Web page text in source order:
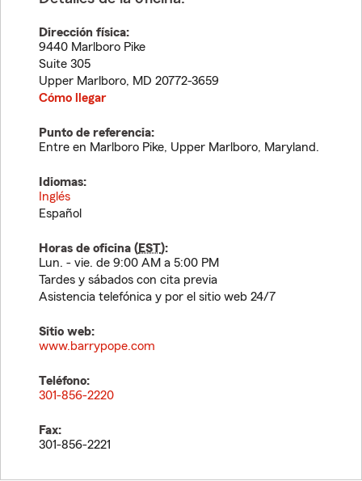
Dirección física:
9440 Marlboro Pike
Suite 305
Upper Marlboro, MD 20772-3659
Cómo llegar
Punto de referencia:
Entre en Marlboro Pike, Upper Marlboro, Maryland.
Idiomas:
Inglés
Español
Horas de oficina (EST):
Lun. - vie. de 9:00 AM a 5:00 PM
Tardes y sábados con cita previa
Asistencia telefónica y por el sitio web 24/7
Sitio web:
www.barrypope.com
Teléfono:
301-856-2220
Fax:
301-856-2221